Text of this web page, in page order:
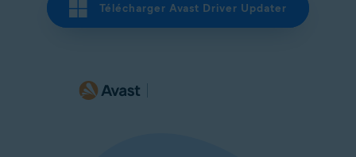
Télécharger Avast Driver Updater